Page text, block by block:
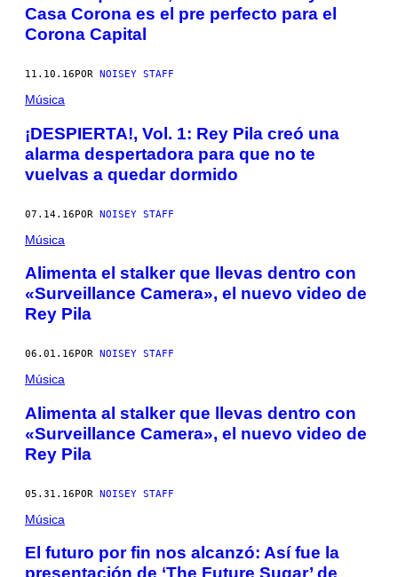
Casa Corona es el pre perfecto para el
Corona Capital
11.10.16 POR NOISEY STAFF
Música
¡DESPIERTA!, Vol. 1: Rey Pila creó una
alarma despertadora para que no te
vuelvas a quedar dormido
07.14.16POR NOISEY STAFF
Música
Alimenta el stalker que llevas dentro con
«Surveillance Camera», el nuevo video de
Rey Pila
06.01.16 POR NOISEY STAFF
Música
Alimenta al stalker que llevas dentro con
«Surveillance Camera», el nuevo video de
Rey Pila
05.31.16POR NOISEY STAFF
Música
El futuro por fin nos alcanzó: Así fue la